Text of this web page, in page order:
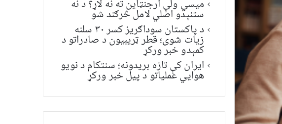
میسي ولې ارجنټاین ته نه لاړ؟ د نه
ستنېدو اصلي لامل څرګند شو
د پاکستان سوداګریز کسر ۳۰ سلنه
زیات شوی؛ قطر ټریبیون د صادراتو د
کمېدو خبر ورکړ
ایران کې تازه بریدونه؛ سنتکام د نویو
هوايي عملیاتو د پیل خبر ورکړ